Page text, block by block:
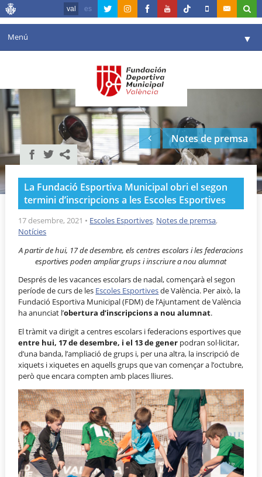
val es
Menú ▼
Agenda
Instal·lacions
Comunicació ▼
València en esport
Portal de Transparència
Reserves
Notes de premsa
La Fundació Esportiva Municipal obri el segon
termini d’inscripcions a les Escoles Esportives
17 desembre, 2021 • Escoles Esportives, Notes de premsa,
Notícies
A partir de hui, 17 de desembre, els centres escolars i les federacions
esportives poden ampliar grups i inscriure a nou alumnat
Després de les vacances escolars de nadal, començarà el segon
període de curs de les Escoles Esportivesde València. Per això, la
Fundació Esportiva Municipal (FDM) de l’Ajuntament de València
ha anunciat l’obertura d’inscripcions a nou alumnat.
El tràmit va dirigit a centres escolars i federacions esportives que
entre hui, 17 de desembre, i el 13 de gener podran sol·licitar,
d’una banda, l’ampliació de grups i, per una altra, la inscripció de
xiquets i xiquetes en aquells grups que van començar a l’octubre,
però que encara compten amb places lliures.